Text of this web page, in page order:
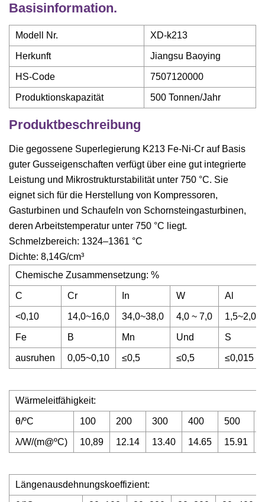
Basisinformation.
Modell Nr. XD-k213
Herkunft Jiangsu Baoying
HS-Code 7507120000
Produktionskapazität 500 Tonnen/Jahr
Produktbeschreibung
Die gegossene Superlegierung K213 Fe-Ni-Cr auf Basis
guter Gusseigenschaften verfügt über eine gut integrierte
Leistung und Mikrostrukturstabilität unter 750 °C. Sie
eignet sich für die Herstellung von Kompressoren,
Gasturbinen und Schaufeln von Schornsteingasturbinen,
deren Arbeitstemperatur unter 750 °C liegt.
Schmelzbereich: 1324–1361 °C
Dichte: 8,14G/cm³
Chemische Zusammensetzung: %
C Cr In W Al
<0,10 14,0~16,0 34,0~38,0 4,0 ~ 7,0 1,5~2,0
Fe B Mn Und S
ausruhen 0,05~0,10 ≤0,5 ≤0,5 ≤0,015
Wärmeleitfähigkeit:
θ/ºC 100 200 300 400 500
λ/W/(m@ºC) 10,89 12.14 13.40 14.65 15.91
Längenausdehnungskoeffizient: